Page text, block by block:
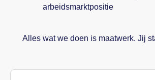
arbeidsmarktpositie
Alles wat we doen is maatwerk. Jij